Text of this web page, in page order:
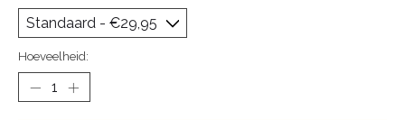
Hoeveelheid: